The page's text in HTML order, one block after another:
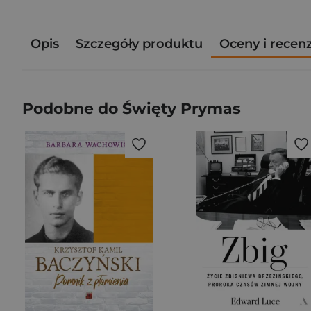
Opis Szczegóły produktu Oceny i
Podobne do Święty Prymas